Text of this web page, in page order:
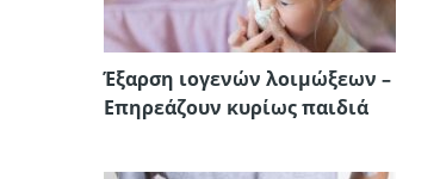
Έξαρση ιογενών λοιμώξεων –
Επηρεάζουν κυρίως παιδιά